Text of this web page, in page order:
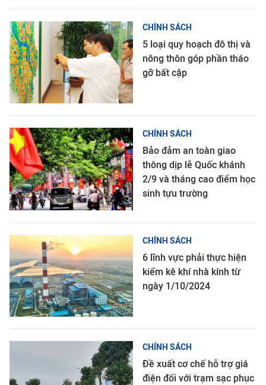
CHÍNH SÁCH
5 loại quy hoạch đô thị và
nông thôn góp phần tháo
gỡ bất cập
CHÍNH SÁCH
Bảo đảm an toàn giao
thông dịp lễ Quốc khánh
2/9 và tháng cao điểm học
sinh tựu trường
CHÍNH SÁCH
6 lĩnh vực phải thực hiện
kiểm kê khí nhà kính từ
ngày 1/10/2024
CHÍNH SÁCH
Đề xuất cơ chế hỗ trợ giá
điện đối với trạm sạc phục